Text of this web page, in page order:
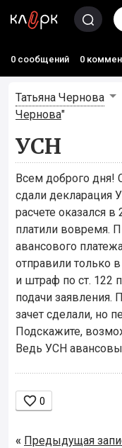
0 сообщений 0
Татьяна Чернова
Чернова"
УСН
Всем доброго дня!
сдали декларация
расчете оказался
платили вовремя.
авансового
отправили только
и штраф по ст. 122
подачи заявления.
зачет сделали, но
Подскажите,
Ведь УСН
 0
« Предыдущая